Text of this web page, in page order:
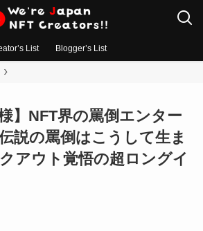
List Blogger’s List
】NFT界の罵倒エンター
説の罵倒はこうして生ま
アウト覚悟の超ロングイ